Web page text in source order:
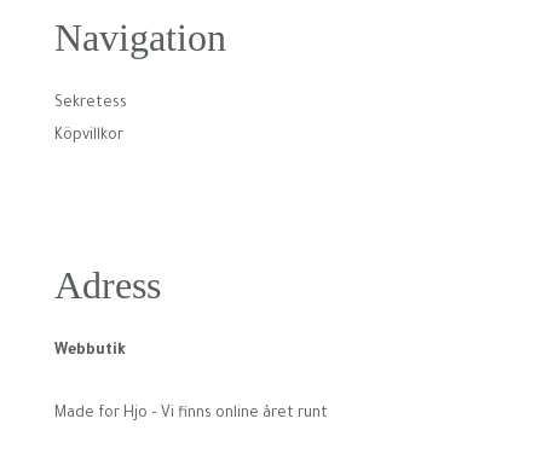
Navigation
Sekretess
Köpvillkor
Adress
Webbutik
Made for Hjo – Vi finns online året runt